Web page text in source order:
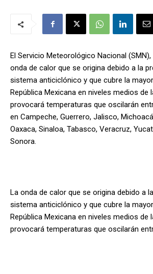
El Servicio Meteorológico Nacional
onda de calor que se origina debido a la
sistema anticiclónico y que cubre la
República Mexicana en niveles medios de
provocará temperaturas que oscilarán
en Campeche, Guerrero, Jalisco,
Oaxaca, Sinaloa, Tabasco, Veracruz,
Sonora.
La onda de calor que se origina debido a
sistema anticiclónico y que cubre la
República Mexicana en niveles medios de
provocará temperaturas que oscilarán